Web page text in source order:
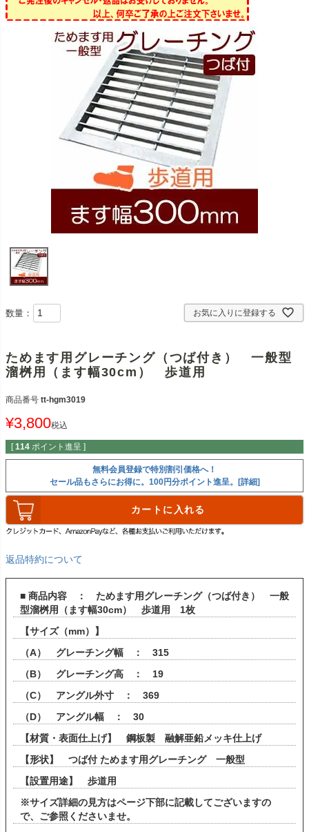
お気に入りに登録する
数量：
ためます用グレーチング（つば付き） 一般型
溜桝用（ます幅30cm） 歩道用
商品番号 tt-hgm3019
¥3,800税込
[ 114 ポイント進呈 ]
無料会員登録で特別割引価格へ！
セール品もさらにお得に。100円分ポイント進呈。[詳細]
カートに入れる
返品特約について
■ 商品内容 ： ためます用グレーチング（つば付き） 一般
型溜桝用（ます幅30cm） 歩道用 1枚
【サイズ（mm）】
（A） グレーチング幅 ： 315
（B） グレーチング高 ： 19
（C） アングル外寸 ： 369
（D） アングル幅 ： 30
【材質・表面仕上げ】 鋼板製 融解亜鉛メッキ仕上げ
【形状】 つば付 ためます用グレーチング 一般型
【設置用途】 歩道用
※サイズ詳細の見方はページ下部に記載してございますの
で、ご参照くださいませ。